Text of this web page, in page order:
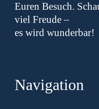
Euren Besuch.
viel Freude –
es wird wunderbar!
Navigation